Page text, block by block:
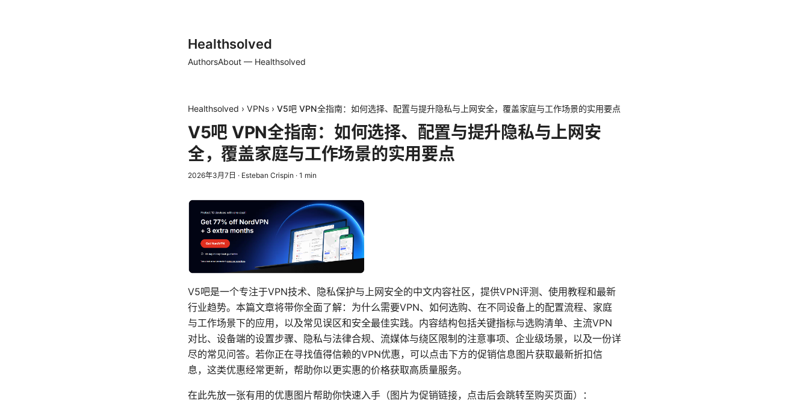
Healthsolved
AuthorsAbout — Healthsolved
Healthsolved › VPNs › V5吧 VPN全指南：如何选择、配置与提升隐私与上网安全，覆盖家庭与工作场景的实用要点
V5吧 VPN全指南：如何选择、配置与提升隐私与上网安
全，覆盖家庭与工作场景的实用要点
2026年3月7日 · Esteban Crispin · 1 min
V5吧是一个专注于VPN技术、隐私保护与上网安全的中文内容社区，提供VPN评测、使用教程和最新
行业趋势。本篇文章将带你全面了解：为什么需要VPN、如何选购、在不同设备上的配置流程、家庭
与工作场景下的应用，以及常见误区和安全最佳实践。内容结构包括关键指标与选购清单、主流VPN
对比、设备端的设置步骤、隐私与法律合规、流媒体与绕区限制的注意事项、企业级场景，以及一份详
尽的常见问答。若你正在寻找值得信赖的VPN优惠，可以点击下方的促销信息图片获取最新折扣信
息，这类优惠经常更新，帮助你以更实惠的价格获取高质量服务。
在此先放一张有用的优惠图片帮助你快速入手（图片为促销链接，点击后会跳转至购买页面）：